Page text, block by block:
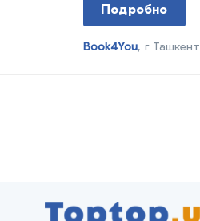
Подробно
Book4You, г Ташкент